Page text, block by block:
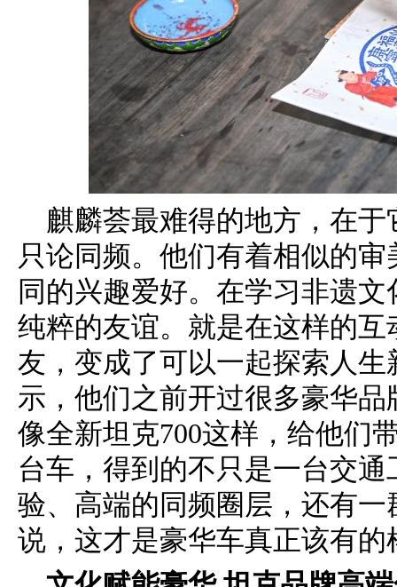
麒麟荟最难得的地方，在
只论同频。他们有着相似的
同的兴趣爱好。在学习非遗文
纯粹的友谊。就是在这样的
友，变成了可以一起探索人
示，他们之前开过很多豪华
像全新坦克700这样，给他们
台车，得到的不只是一台交
验、高端的同频圈层，还有
说，这才是豪华车真正该有的